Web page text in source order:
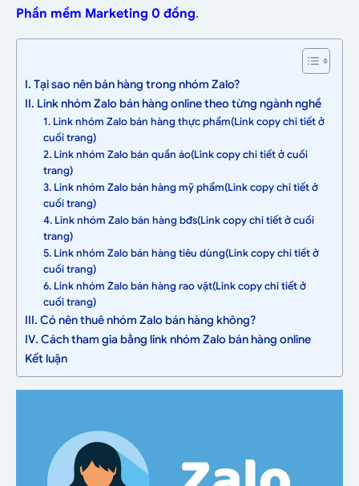
Phần mềm Marketing 0 đồng.
I. Tại sao nên bán hàng trong nhóm Zalo?
II. Link nhóm Zalo bán hàng online theo từng ngành nghề
1. Link nhóm Zalo bán hàng thực phẩm(Link copy chi tiết ở
cuối trang)
2. Link nhóm Zalo bán quần áo(Link copy chi tiết ở cuối
trang)
3. Link nhóm Zalo bán hàng mỹ phẩm(Link copy chi tiết ở
cuối trang)
4. Link nhóm Zalo bán hàng bđs(Link copy chi tiết ở cuối
trang)
5. Link nhóm Zalo bán hàng tiêu dùng(Link copy chi tiết ở
cuối trang)
6. Link nhóm Zalo bán hàng rao vặt(Link copy chi tiết ở
cuối trang)
III. Có nên thuê nhóm Zalo bán hàng không?
IV. Cách tham gia bằng link nhóm Zalo bán hàng online
Kết luận